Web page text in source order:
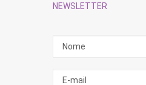
NEWSLETTER